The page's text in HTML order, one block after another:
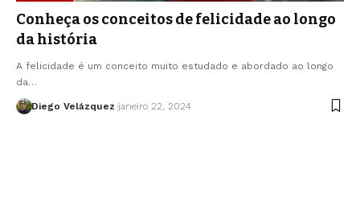
Conheça os conceitos de felicidade ao longo
da história
A felicidade é um conceito muito estudado e abordado ao longo
da…
Diego Velázquez janeiro 22, 2024